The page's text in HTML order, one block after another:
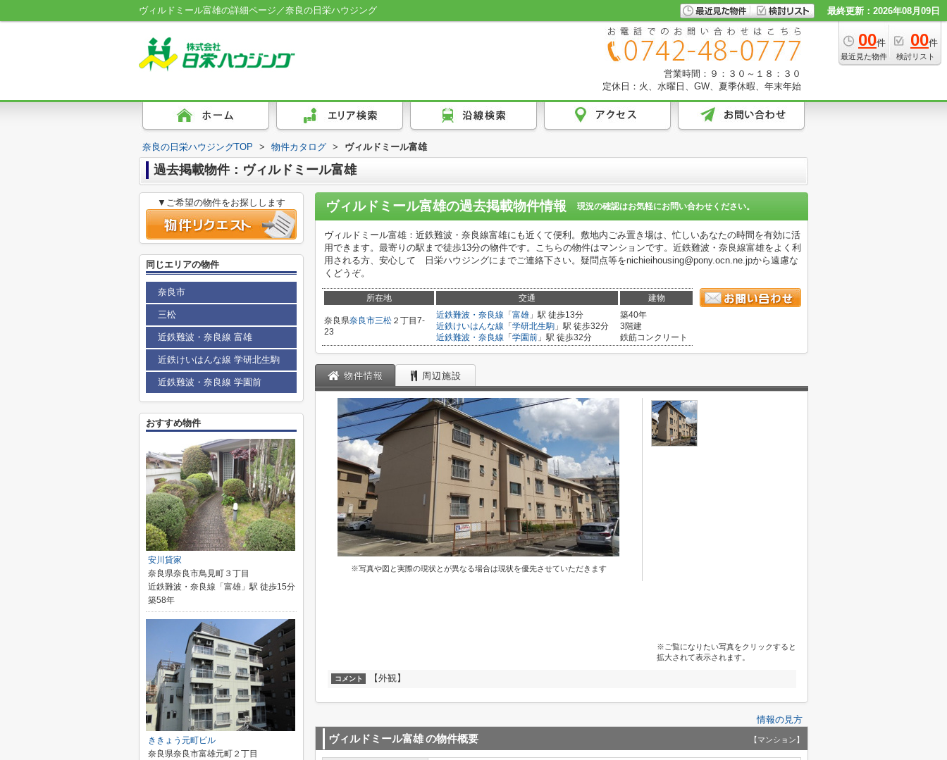
ヴィルドミール富雄の詳細ページ／奈良の日栄ハウジング 最終更新：2026年08月09日
00件
最近見た物件
00件
検討リスト
営業時間：９：３０～１８：３０
定休日：火、水曜日、GW、夏季休暇、年末年始
奈良の日栄ハウジングTOP > 物件カタログ > ヴィルドミール富雄
過去掲載物件：ヴィルドミール富雄
ヴィルドミール富雄の過去掲載物件情報 現況の確認はお気軽にお問い合わせください。
ヴィルドミール富雄：近鉄難波・奈良線富雄にも近くて便利。敷地内ごみ置き場は、忙しいあなたの時間を有効に活
用できます。最寄りの駅まで徒歩13分の物件です。こちらの物件はマンションです。近鉄難波・奈良線富雄をよく利
用される方、安心して 日栄ハウジングにまでご連絡下さい。疑問点等をnichieihousing@pony.ocn.ne.jpから遠慮な
くどうぞ。
所在地 交通 建物
奈良県奈良市三松 ２丁目7-
23
近鉄難波・奈良線 「 富雄 」駅 徒歩13分
近鉄けいはんな線 「 学研北生駒 」駅 徒歩32分
近鉄難波・奈良線 「 学園前 」駅 徒歩32分
築40年
3階建
鉄筋コンクリート
物件情報 周辺施設
※写真や図と実際の現状とが異なる場合は現状を優先させていただきます
※ご覧になりたい写真をクリックすると
拡大されて表示されます。
コメント 【外観】
情報の見方
ヴィルドミール富雄の物件概要 【マンション】
▼ご希望の物件をお探しします
同じエリアの物件
奈良市
三松
近鉄難波・奈良線 富雄
近鉄けいはんな線 学研北生駒
近鉄難波・奈良線 学園前
おすすめ物件
安川貸家
奈良県奈良市鳥見町３丁目
近鉄難波・奈良線「富雄」駅 徒歩15分
築58年
ききょう元町ビル
奈良県奈良市富雄元町２丁目